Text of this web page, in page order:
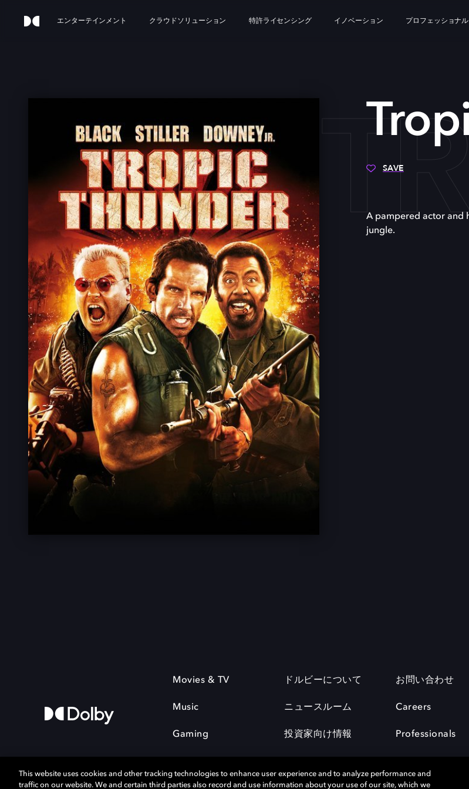
エンターテインメント クラウドソリューション 特許ライセンシング イノベーション プロフェッショナル
SAVE
A pampered actor and
jungle.
Movies & TV
Music
Gaming
ドルビーについて
ニュースルーム
投資家向け情報
お問い合わせ
Careers
Professionals
This website uses cookies and other tracking technologies to enhance user experience and to analyze performance and
traffic on our website. We and certain third parties also record and use information about your use of our site, which we